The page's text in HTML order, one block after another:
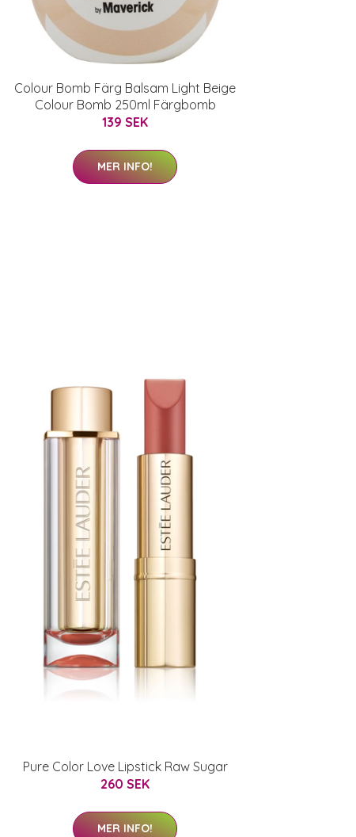
Colour Bomb Färg Balsam Light Beige
Colour Bomb 250ml Färgbomb
139 SEK
MER INFO!
Pure Color Love Lipstick Raw Sugar
260 SEK
MER INFO!